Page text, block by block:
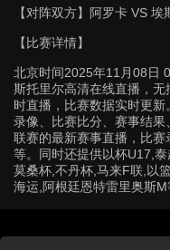
【对阵双方】 阿罗卡 VS 埃
【比赛详情】
北京时间2025年11月08日
斯托里尔高清在线直播，
时直播，比赛数据实时更
录像、比赛比分、赛事结
联赛的最新赛事直播，比
等。同时还提供以杯U17,
莫桑杯,不丹杯,马来F联,以
海运,阿根廷恩特雷里奥斯M